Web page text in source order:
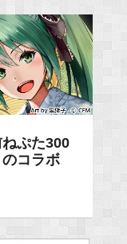
ねぷた300
コラボ